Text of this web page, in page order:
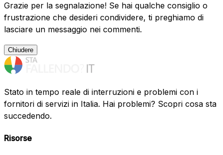
Grazie per la segnalazione! Se hai qualche consiglio o
frustrazione che desideri condividere, ti preghiamo di
lasciare un messaggio nei commenti.
Chiudere
Stato in tempo reale di interruzioni e problemi con i
fornitori di servizi in Italia. Hai problemi? Scopri cosa sta
succedendo.
Risorse